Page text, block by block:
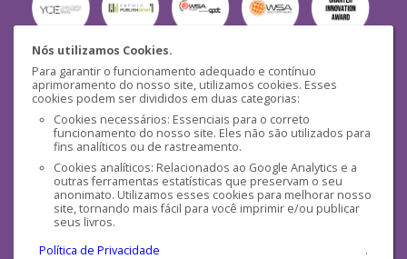
Nós utilizamos Cookies.
Para garantir o funcionamento adequado e contínuo
aprimoramento do nosso site, utilizamos cookies. Esses
cookies podem ser divididos em duas categorias:
Cookies necessários: Essenciais para o correto
funcionamento do nosso site. Eles não são utilizados para
fins analíticos ou de rastreamento.
Cookies analíticos: Relacionados ao Google Analytics e a
outras ferramentas estatísticas que preservam o seu
anonimato. Utilizamos esses cookies para melhorar nosso
site, tornando mais fácil para você imprimir e/ou publicar
seus livros.
Política de Privacidade
.
Segurança
Mídias Sociais